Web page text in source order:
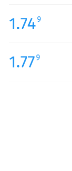
1.749
1.779